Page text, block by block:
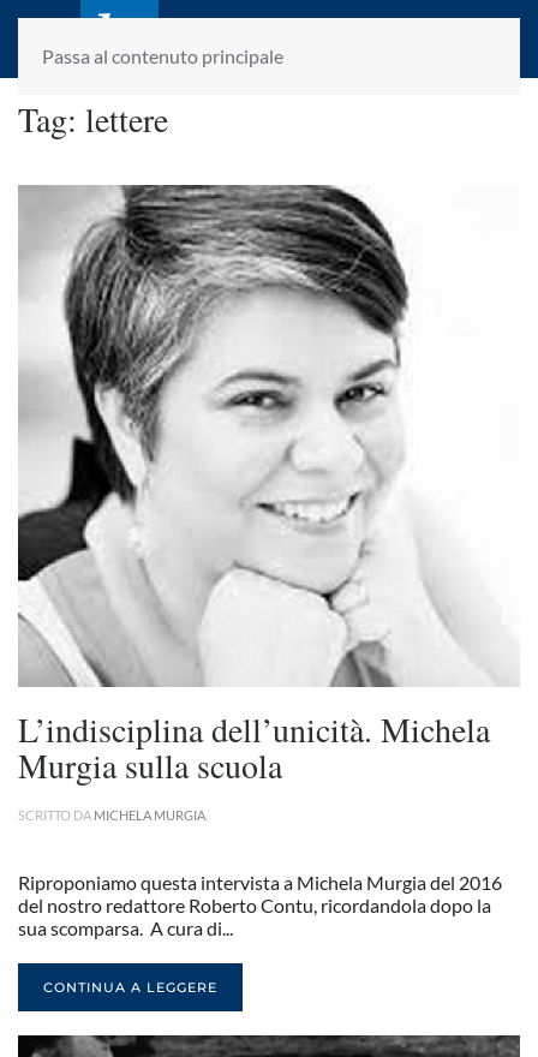
Passa al contenuto principale
laletteraturaenoi.it
fondato da Romano Luperini
Tag: lettere
L’indisciplina dell’unicità. Michela
Murgia sulla scuola
SCRITTO DA MICHELA MURGIA
Riproponiamo questa intervista a Michela Murgia del 2016
del nostro redattore Roberto Contu, ricordandola dopo la
sua scomparsa. A cura di...
CONTINUA A LEGGERE